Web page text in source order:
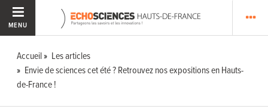
MENU
Accueil
Les articles
Envie de sciences cet été ? Retrouvez nos expositions en Hauts-
de-France !